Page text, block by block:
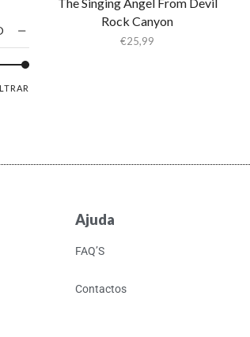
Rock Canyon
€25,99
Ajuda
FAQ’S
Contactos